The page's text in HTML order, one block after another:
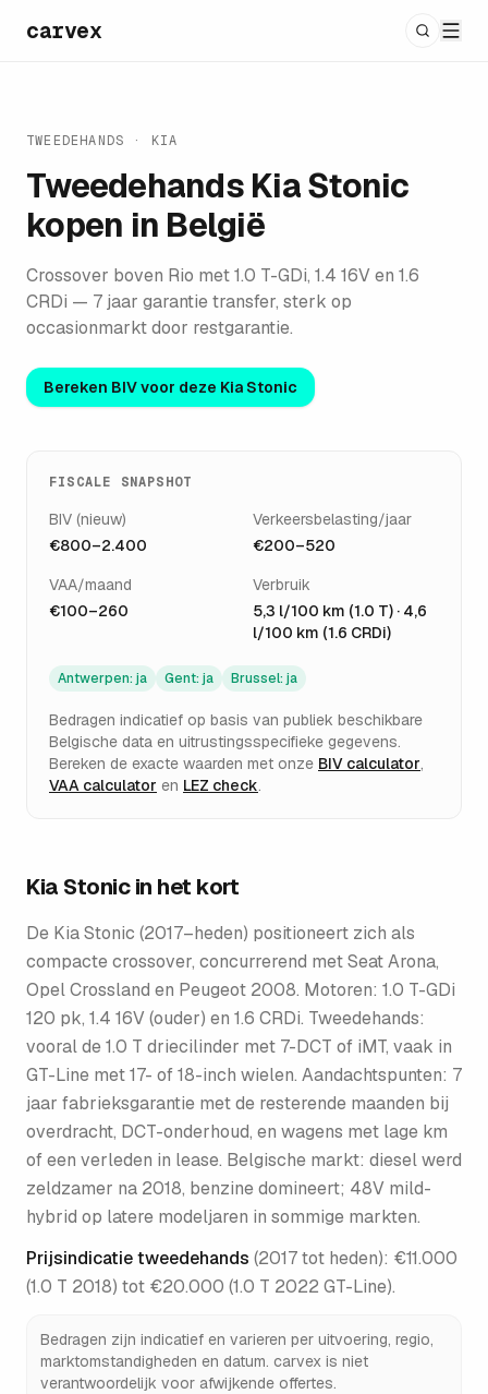
carvex
TWEEDEHANDS · KIA
Tweedehands Kia Stonic
kopen in België
Crossover boven Rio met 1.0 T-GDi, 1.4 16V en 1.6
CRDi — 7 jaar garantie transfer, sterk op
occasionmarkt door restgarantie.
Bereken BIV voor deze Kia Stonic
FISCALE SNAPSHOT
BIV (nieuw)
€800–2.400
Verkeersbelasting/jaar
€200–520
VAA/maand
€100–260
Verbruik
5,3 l/100 km (1.0 T) · 4,6
l/100 km (1.6 CRDi)
Antwerpen: ja Gent: ja Brussel: ja
Bedragen indicatief op basis van publiek beschikbare
Belgische data en uitrustingsspecifieke gegevens.
Bereken de exacte waarden met onze BIV calculator,
VAA calculator en LEZ check.
Kia Stonicin het kort
De Kia Stonic (2017–heden) positioneert zich als
compacte crossover, concurrerend met Seat Arona,
Opel Crossland en Peugeot 2008. Motoren: 1.0 T-GDi
120 pk, 1.4 16V (ouder) en 1.6 CRDi. Tweedehands:
vooral de 1.0 T driecilinder met 7-DCT of iMT, vaak in
GT-Line met 17- of 18-inch wielen. Aandachtspunten: 7
jaar fabrieksgarantie met de resterende maanden bij
overdracht, DCT-onderhoud, en wagens met lage km
of een verleden in lease. Belgische markt: diesel werd
zeldzamer na 2018, benzine domineert; 48V mild-
hybrid op latere modeljaren in sommige markten.
Prijsindicatie tweedehands (2017 tot heden): €11.000
(1.0 T 2018) tot €20.000 (1.0 T 2022 GT-Line).
Bedragen zijn indicatief en varieren per uitvoering, regio,
marktomstandigheden en datum. carvex is niet
verantwoordelijk voor afwijkende offertes.